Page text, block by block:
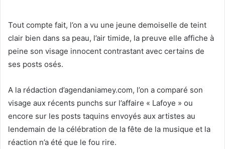
Tout compte fait, l’on a vu une jeune demoiselle de teint
clair bien dans sa peau, l’air timide, la preuve elle affiche à
peine son visage innocent contrastant avec certains de
ses posts osés.
A la rédaction d’agendaniamey.com, l’on a comparé son
visage aux récents punchs sur l’affaire « Lafoye » ou
encore sur les posts taquins envoyés aux artistes au
lendemain de la célébration de la fête de la musique et la
réaction n’a été que le fou rire.